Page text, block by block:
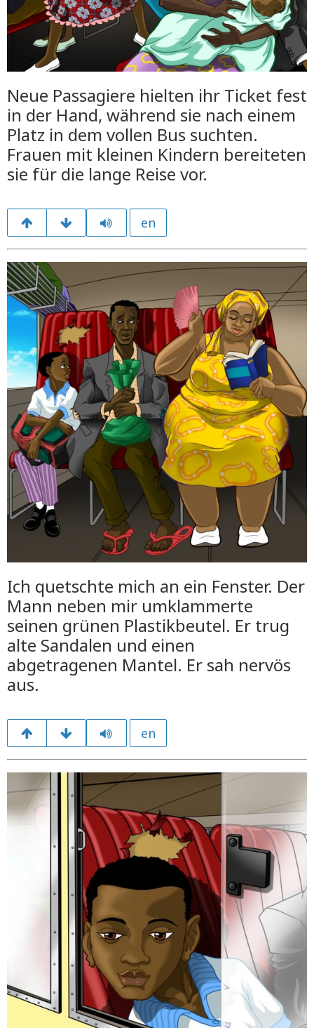
Neue Passagiere hielten ihr Ticket fest
in der Hand, während sie nach einem
Platz in dem vollen Bus suchten.
Frauen mit kleinen Kindern bereiteten
sie für die lange Reise vor.
en
Ich quetschte mich an ein Fenster. Der
Mann neben mir umklammerte
seinen grünen Plastikbeutel. Er trug
alte Sandalen und einen
abgetragenen Mantel. Er sah nervös
aus.
en